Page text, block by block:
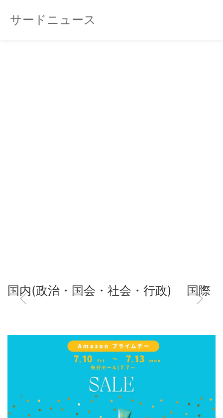
サードニュース
国内(政治・国会・社会・行政) 国際